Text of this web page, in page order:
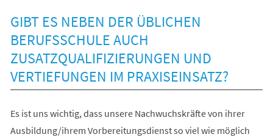
GIBT ES NEBEN DER ÜBLICHEN
BERUFSSCHULE AUCH
ZUSATZQUALIFIZIERUNGEN UND
VERTIEFUNGEN IM PRAXISEINSATZ?
Es ist uns wichtig, dass unsere Nachwuchskräfte von ihrer
Ausbildung/ihrem Vorbereitungsdienst so viel wie möglich